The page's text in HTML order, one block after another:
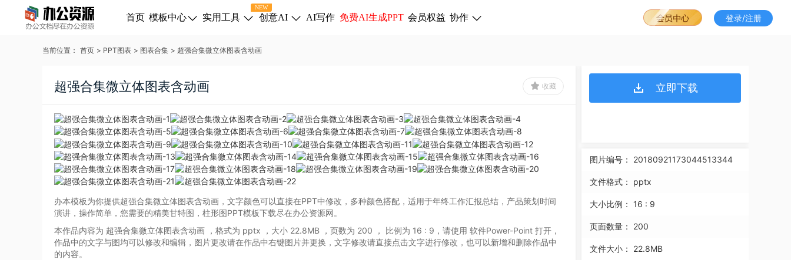
首页 模板中心
NEW
实用工具 创意AI AI写作 免费AI生成PPT 会员权益 协作 登录/注册
当前位置： 首页 > PPT图表 > 图表合集 > 超强合集微立体图表含动画
超强合集微立体图表含动画 收藏
办本模板为你提供超强合集微立体图表含动画，文字颜色可以直接在PPT中修改，多种颜色搭配，适用于年终工作汇报总结，产品策划时间
演讲，操作简单，您需要的精美甘特图，柱形图PPT模板下载尽在办公资源网。
本作品内容为 超强合集微立体图表含动画 ，格式为 pptx ，大小 22.8MB ，页数为 200 ， 比例为 16 : 9 ，请使用 软件Power-Point 打开，
作品中的文字与图均可以修改和编辑，图片更改请在作品中右键图片并更换，文字修改请直接点击文字进行修改，也可以新增和删除作品中
的内容。
立即下载
图片编号： 20180921173044513344
文件格式： pptx
大小比例： 16 : 9
页面数量： 200
文件大小： 22.8MB